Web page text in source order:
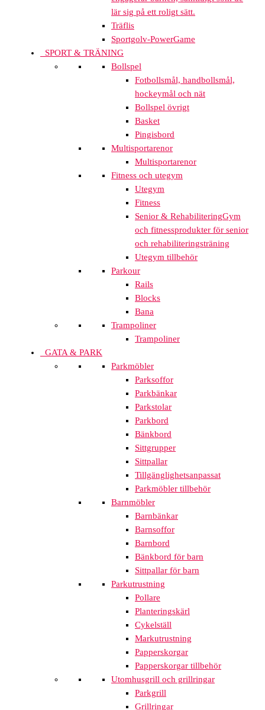
lär sig på ett roligt sätt.
Träflis
Sportgolv-PowerGame
SPORT & TRÄNING
Bollspel
Fotbollsmål, handbollsmål,
hockeymål och nät
Bollspel övrigt
Basket
Pingisbord
Multisportarenor
Multisportarenor
Fitness och utegym
Utegym
Fitness
Senior & RehabiliteringGym
och fitnessprodukter för senior
och rehabiliteringsträning
Utegym tillbehör
Parkour
Rails
Blocks
Bana
Trampoliner
Trampoliner
GATA & PARK
Parkmöbler
Parksoffor
Parkbänkar
Parkstolar
Parkbord
Bänkbord
Sittgrupper
Sittpallar
Tillgänglighetsanpassat
Parkmöbler tillbehör
Barnmöbler
Barnbänkar
Barnsoffor
Barnbord
Bänkbord för barn
Sittpallar för barn
Parkutrustning
Pollare
Planteringskärl
Cykelställ
Markutrustning
Papperskorgar
Papperskorgar tillbehör
Utomhusgrill och grillringar
Parkgrill
Grillringar